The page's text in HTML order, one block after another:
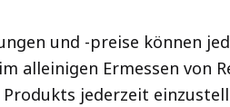
und -preise können
alleinigen Ermessen von
jederzeit